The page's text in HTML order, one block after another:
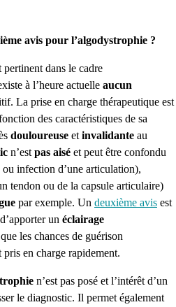
avis pour l’algodystrophie ?
pertinent dans le cadre
à l’heure actuelle aucun
La prise en charge thérapeutique est
des caractéristiques de sa
douloureuse et invalidante au
n’est pas aisé et peut être confondu
infection d’une articulation),
tendon ou de la capsule articulaire)
par exemple. Un deuxième avis est
un éclairage
les chances de guérison
en charge rapidement.
n’est pas posé et l’intérêt d’un
le diagnostic. Il permet également